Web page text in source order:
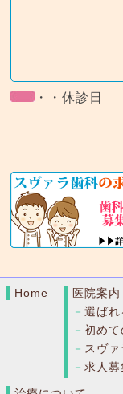
・・休診日
Home
医院案内
選ばれ
初めて
スヴ
求人募